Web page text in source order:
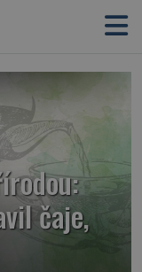
čaje,